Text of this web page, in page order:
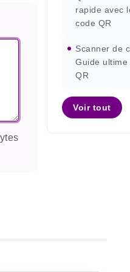
rapide avec
code QR
Scanner de
Guide
QR
Voir tout